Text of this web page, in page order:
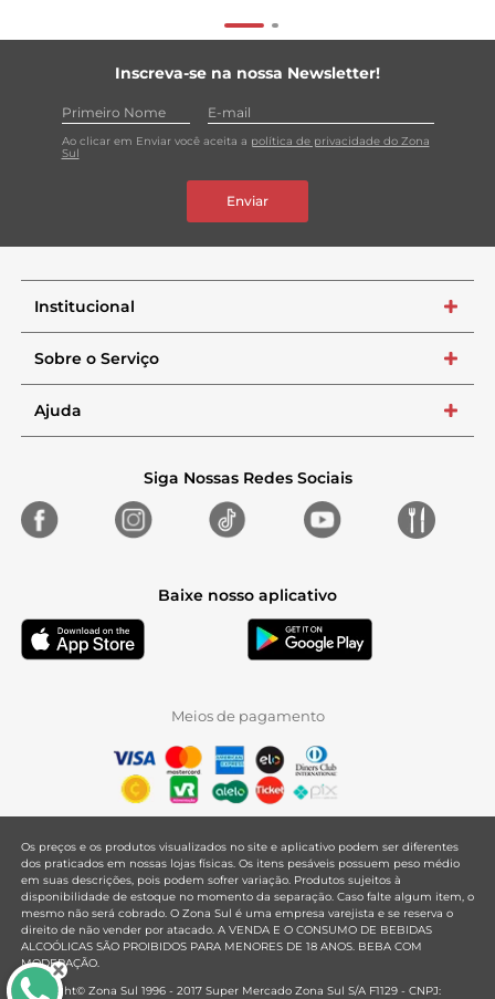
Inscreva-se na nossa Newsletter!
Ao clicar em Enviar você aceita a política de privacidade do Zona
Sul
Enviar
Institucional +
Sobre o Serviço +
Ajuda +
Siga Nossas Redes Sociais
Baixe nosso aplicativo
Meios de pagamento
Os preços e os produtos visualizados no site e aplicativo podem ser diferentes
dos praticados em nossas lojas físicas. Os itens pesáveis possuem peso médio
em suas descrições, pois podem sofrer variação. Produtos sujeitos à
disponibilidade de estoque no momento da separação. Caso falte algum item, o
mesmo não será cobrado. O Zona Sul é uma empresa varejista e se reserva o
direito de não vender por atacado. A VENDA E O CONSUMO DE BEBIDAS
ALCOÓLICAS SÃO PROIBIDOS PARA MENORES DE 18 ANOS. BEBA COM
MODERAÇÃO.
Copyright© Zona Sul 1996 - 2017 Super Mercado Zona Sul S/A F1129 - CNPJ: